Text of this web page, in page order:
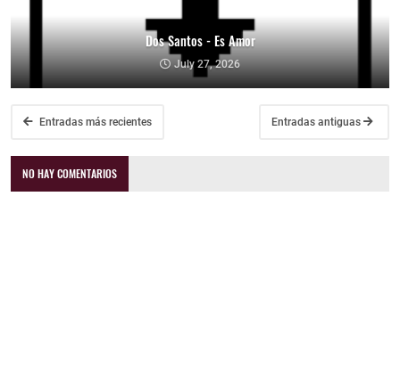
Dos Santos - Es Amor
July 27, 2026
Entradas más recientes Entradas antiguas
NO HAY COMENTARIOS